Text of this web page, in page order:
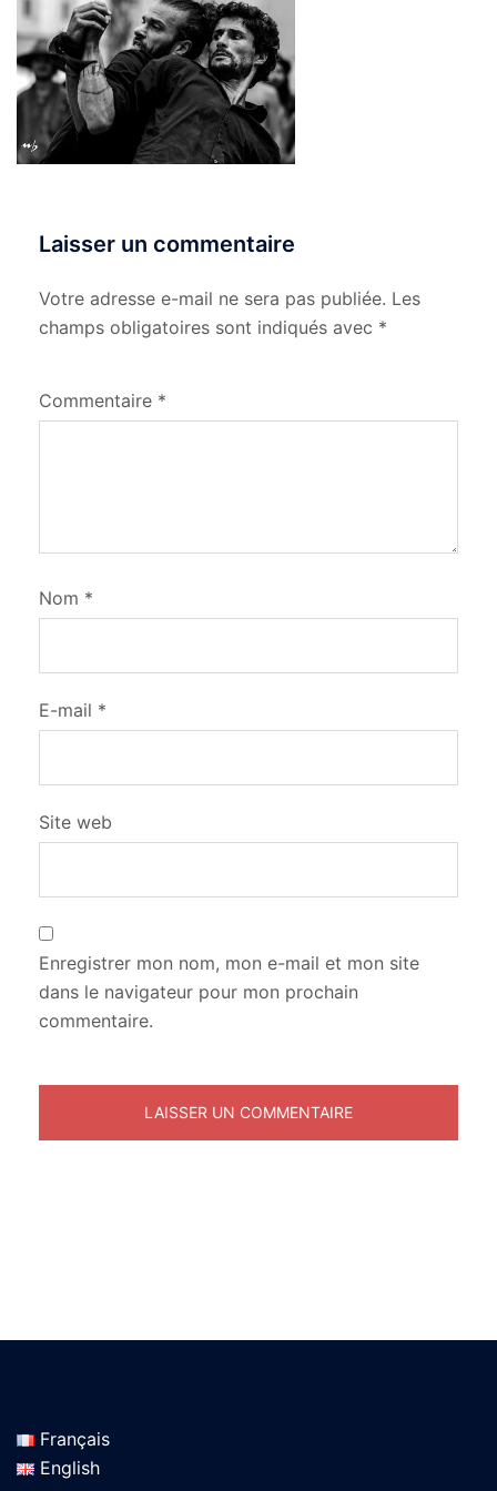
Laisser un commentaire
Votre adresse e-mail ne sera pas publiée. Les
champs obligatoires sont indiqués avec *
Commentaire *
Nom *
E-mail *
Site web
Enregistrer mon nom, mon e-mail et mon site
dans le navigateur pour mon prochain
commentaire.
Français
English